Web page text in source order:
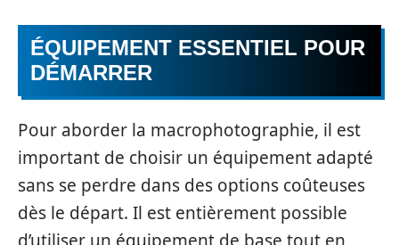
ÉQUIPEMENT ESSENTIEL POUR
DÉMARRER
Pour aborder la macrophotographie, il est
important de choisir un équipement adapté
sans se perdre dans des options coûteuses
dès le départ. Il est entièrement possible
d’utiliser un équipement de base tout en